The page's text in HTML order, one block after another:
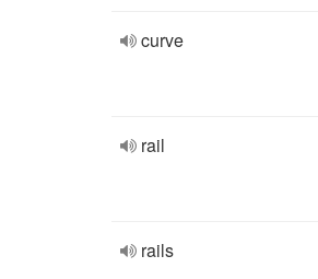
curve
rail
rails